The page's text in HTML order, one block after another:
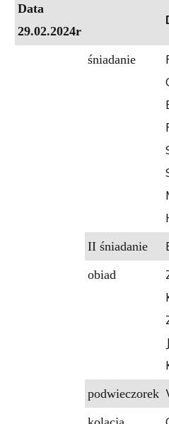
Data
29.02.2024r
śniadanie
II śniadanie
obiad
podwieczorek